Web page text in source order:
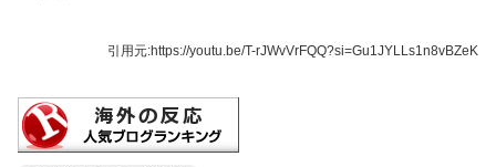
引用元:https://youtu.be/T-rJWvVrFQQ?si=Gu1JYLLs1n8vBZeK